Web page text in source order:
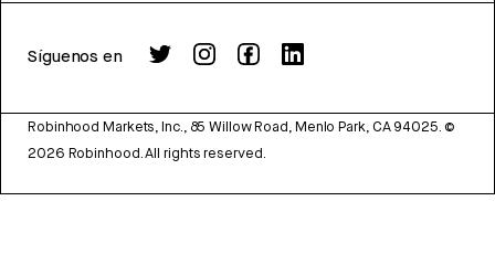
Síguenos en
Robinhood Markets, Inc., 85 Willow Road, Menlo Park, CA 94025. ©
2026 Robinhood. All rights reserved.